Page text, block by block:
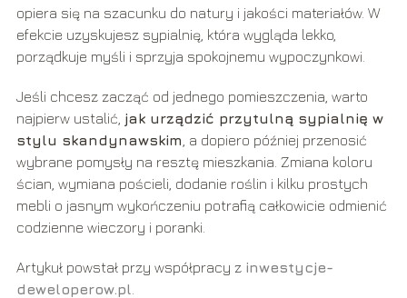
opiera się na szacunku do natury i jakości materiałów. W
efekcie uzyskujesz sypialnię, która wygląda lekko,
porządkuje myśli i sprzyja spokojnemu wypoczynkowi.
Jeśli chcesz zacząć od jednego pomieszczenia, warto
najpierw ustalić, jak urządzić przytulną sypialnię w
stylu skandynawskim , a dopiero później przenosić
wybrane pomysły na resztę mieszkania. Zmiana koloru
ścian, wymiana pościeli, dodanie roślin i kilku prostych
mebli o jasnym wykończeniu potrafią całkowicie odmienić
codzienne wieczory i poranki.
Artykuł powstał przy współpracy z inwestycje-
deweloperow.pl